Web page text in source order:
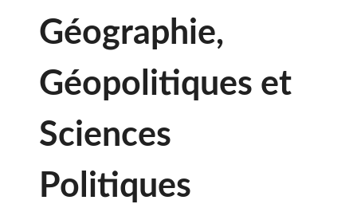
Géographie,
Géopolitiques et
Sciences
Politiques